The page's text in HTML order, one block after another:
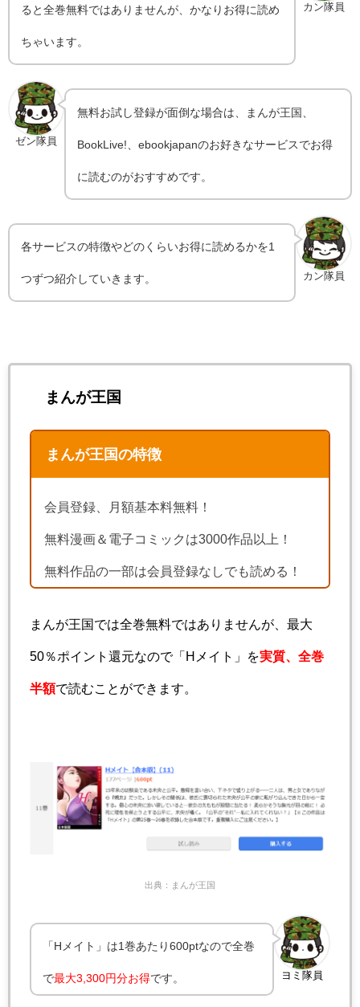
カン隊員
ると全巻無料ではありませんが、かなりお得に読め
ちゃいます。
ゼン隊員
無料お試し登録が面倒な場合は、まんが王国、
BookLive!、ebookjapanのお好きなサービスでお得
に読むのがおすすめです。
カン隊員
各サービスの特徴やどのくらいお得に読めるかを1
つずつ紹介していきます。
まんが王国
まんが王国の特徴
会員登録、月額基本料無料！
無料漫画＆電子コミックは3000作品以上！
無料作品の一部は会員登録なしでも読める！
まんが王国では全巻無料ではありませんが、最大
50％ポイント還元なので「Hメイト」を実質、全巻
半額で読むことができます。
出典：まんが王国
ヨミ隊員
「Hメイト」は1巻あたり600ptなので全巻
で最大3,300円分お得です。